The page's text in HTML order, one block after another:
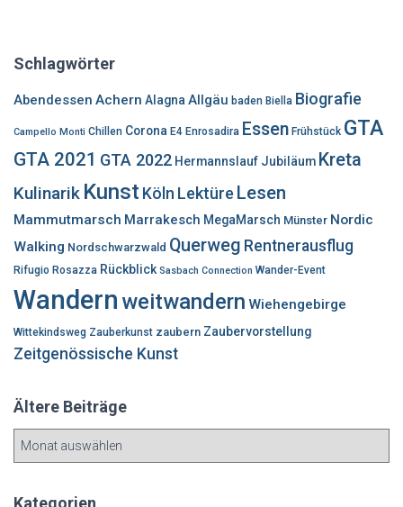
n
a
c
:
Schlagwörter
Abendessen Achern AlagnaAllgäu baden Biella Biografie
Campello Monti Chillen Corona E4 Enrosadira Essen Frühstück GTA
GTA 2021 GTA 2022 Hermannslauf Jubiläum Kreta
Kulinarik Kunst Köln Lektüre Lesen
Mammutmarsch Marrakesch MegaMarsch Münster Nordic
Walking Nordschwarzwald Querweg Rentnerausflug
Rifugio Rosazza Rückblick Sasbach Connection Wander-Event
Wandern weitwandern Wiehengebirge
Wittekindsweg Zauberkunst zaubern Zaubervorstellung
Zeitgenössische Kunst
Ältere Beiträge
e